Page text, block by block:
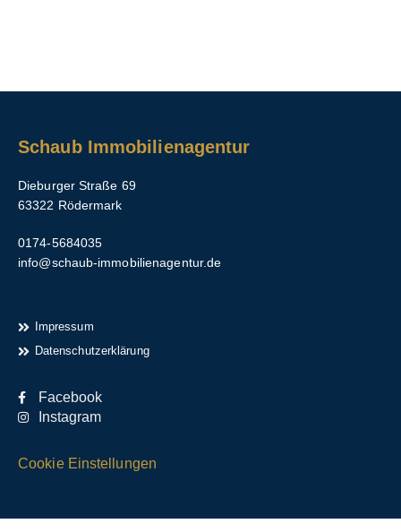
Schaub Immobilienagentur
Dieburger Straße 69
63322 Rödermark
0174-5684035
info@schaub-immobilienagentur.de
Impressum
Datenschutzerklärung
Facebook
Instagram
Cookie Einstellungen